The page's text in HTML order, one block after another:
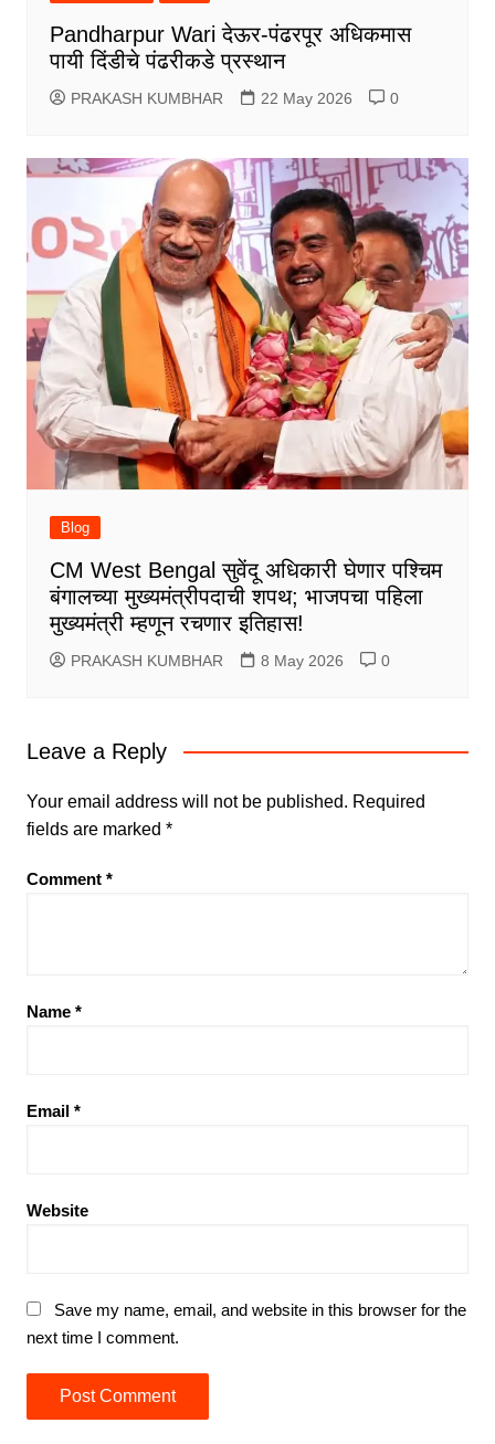
Pandharpur Wari देऊर-पंढरपूर अधिकमास
पायी दिंडीचे पंढरीकडे प्रस्थान
PRAKASH KUMBHAR 22 May 2026 0
Blog
CM West Bengal सुवेंदू अधिकारी घेणार पश्चिम
बंगालच्या मुख्यमंत्रीपदाची शपथ; भाजपचा पहिला
मुख्यमंत्री म्हणून रचणार इतिहास!
PRAKASH KUMBHAR 8 May 2026 0
Leave a Reply
Your email address will not be published. Required
fields are marked *
Comment *
Name *
Email *
Website
Save my name, email, and website in this browser for the
next time I comment.